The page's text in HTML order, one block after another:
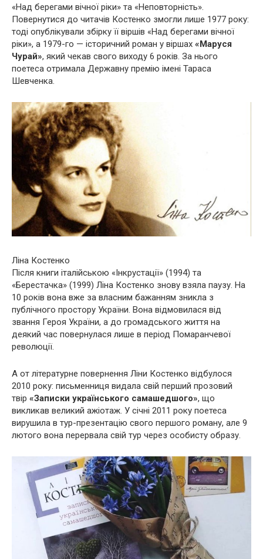
«Над берегами вічної ріки» та «Неповторність».
Повернутися до читачів Костенко змогли лише 1977 року:
тоді опублікували збірку її віршів «Над берегами вічної
ріки», а 1979-го — історичний роман у віршах «Маруся
Чурай», який чекав свого виходу 6 років. За нього
поетеса отримала Державну премію імені Тараса
Шевченка.
Ліна Костенко
Після книги італійською «Інкрустації» (1994) та
«Берестачка» (1999) Ліна Костенко знову взяла паузу. На
10 років вона вже за власним бажанням зникла з
публічного простору України. Вона відмовилася від
звання Героя України, а до громадського життя на
деякий час повернулася лише в період Помаранчевої
революції.
А от літературне повернення Ліни Костенко відбулося
2010 року: письменниця видала свій перший прозовий
твір «Записки українського самашедшого», що
викликав великий ажіотаж. У січні 2011 року поетеса
вирушила в тур-презентацію свого першого роману, але 9
лютого вона перервала свій тур через особисту образу.